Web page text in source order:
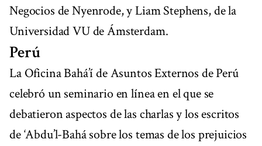
Negocios de Nyenrode, y Liam Stephens, de la
Universidad VU de Ámsterdam.
Perú
La Oficina Bahá’í de Asuntos Externos de Perú
celebró un seminario en línea en el que se
debatieron aspectos de las charlas y los escritos
de ‘Abdu’l-Bahá sobre los temas de los prejuicios